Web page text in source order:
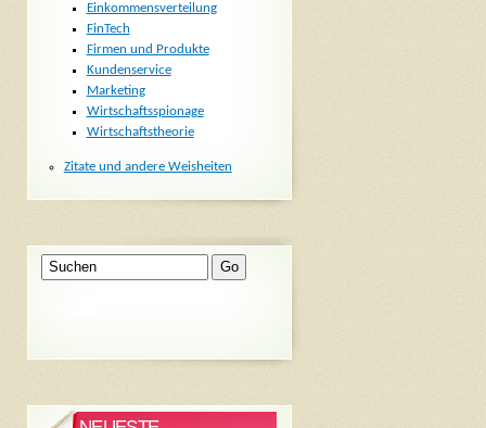
Einkommensverteilung
FinTech
Firmen und Produkte
Kundenservice
Marketing
Wirtschaftsspionage
Wirtschaftstheorie
Zitate und andere Weisheiten